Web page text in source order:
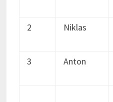
2 Niklas
3 Anton